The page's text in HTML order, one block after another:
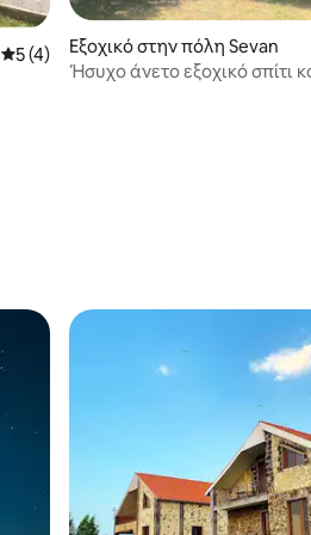
Μέση βαθμολογία: 5 στα 5, 4 κριτικές
5 (4)
Εξοχικό στην πόλη Sevan
Ήσυχο άνετο εξοχικό σπίτι